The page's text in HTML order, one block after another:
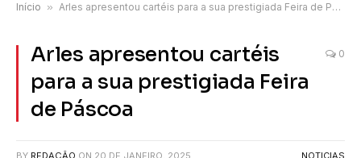
Início » Arles apresentou cartéis para a sua prestigiada Feira de Páscoa
Arles apresentou cartéis
para a sua prestigiada Feira
de Páscoa
0
BY REDAÇÃO ON 20 DE JANEIRO, 2025 NOTICIAS